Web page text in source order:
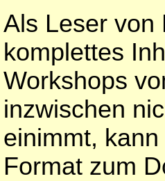
Als Leser von
komplettes
Workshops
inzwischen
einimmt,
Format zum